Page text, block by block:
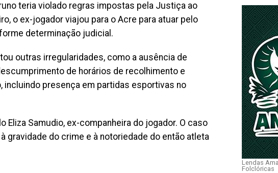
teria violado regras impostas pela Justiça ao
o ex-jogador viajou para o Acre para atuar pelo
determinação judicial.
outras irregularidades, como a ausência de
de horários de recolhimento e
presença em partidas esportivas no
Samudio, ex-companheira do jogador. O caso
gravidade do crime e à notoriedade do então atleta
Lendas
Folclóricas